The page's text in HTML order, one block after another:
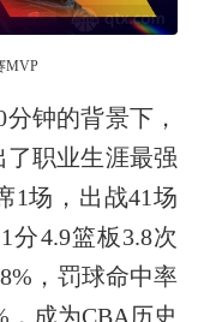
MVP
钟的背景下，
职业生涯最强
1场，出战41场
分4.9篮板3.8次
，罚球命中率
，成为CBA历史